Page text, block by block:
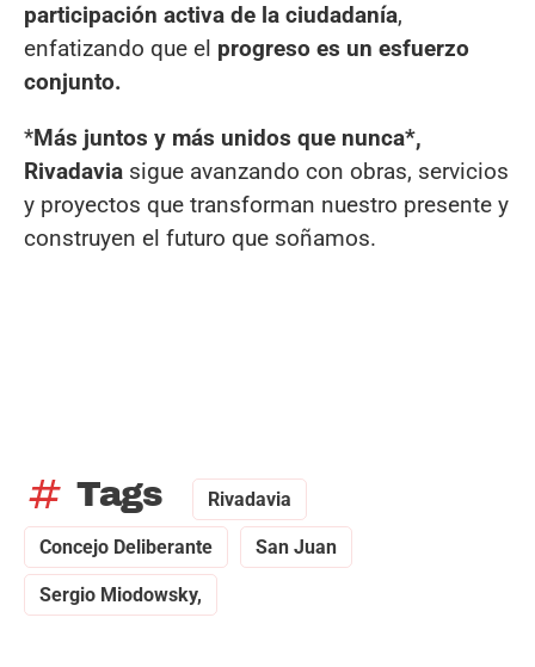
participación activa de la ciudadanía,
enfatizando que el progreso es un esfuerzo
conjunto.
*Más juntos y más unidos que nunca*,
Rivadavia sigue avanzando con obras, servicios
y proyectos que transforman nuestro presente y
construyen el futuro que soñamos.
tag Tags Rivadavia
Concejo Deliberante San Juan
Sergio Miodowsky,